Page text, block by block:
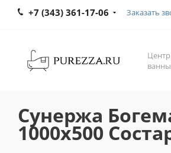
+7 (343) 361-17-06 Заказать
Сунержа
1000х500